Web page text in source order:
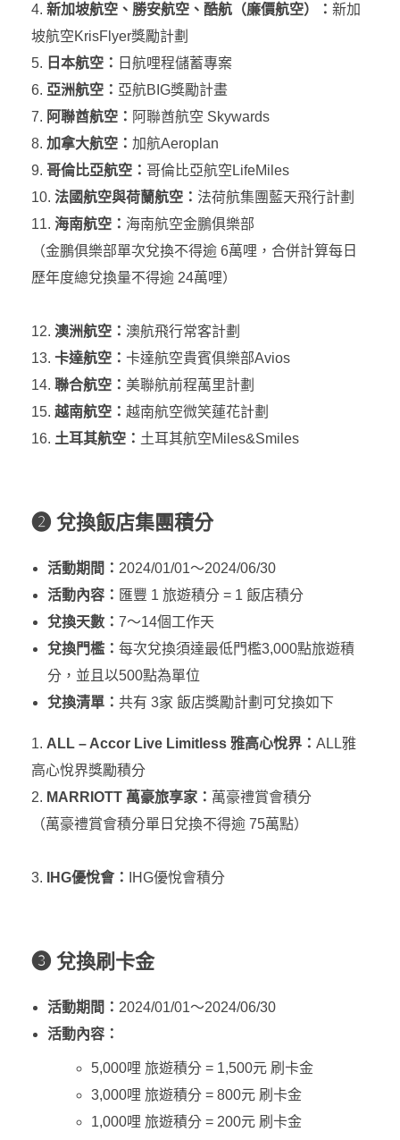
新加坡航空、勝安航空、酷航（廉價航空）： 新加
坡航空KrisFlyer獎勵計劃
日本航空： 日航哩程儲蓄專案
亞洲航空： 亞航BIG獎勵計畫
阿聯酋航空： 阿聯酋航空 Skywards
加拿大航空： 加航Aeroplan
哥倫比亞航空： 哥倫比亞航空LifeMiles
法國航空與荷蘭航空： 法荷航集團藍天飛行計劃
海南航空： 海南航空金鵬俱樂部
（金鵬俱樂部單次兌換不得逾 6萬哩，合併計算每日
歷年度總兌換量不得逾 24萬哩）
澳洲航空： 澳航飛行常客計劃
卡達航空： 卡達航空貴賓俱樂部Avios
聯合航空： 美聯航前程萬里計劃
越南航空： 越南航空微笑蓮花計劃
土耳其航空： 土耳其航空Miles&Smiles
❷ 兌換飯店集團積分
活動期間： 2024/01/01～2024/06/30
活動內容： 匯豐 1 旅遊積分 = 1 飯店積分
兌換天數： 7～14個工作天
兌換門檻： 每次兌換須達最低門檻3,000點旅遊積
分，並且以500點為單位
兌換清單： 共有 3家 飯店獎勵計劃可兌換如下
ALL – Accor Live Limitless 雅高心悅界： ALL雅
高心悅界獎勵積分
MARRIOTT 萬豪旅享家： 萬豪禮賞會積分
（萬豪禮賞會積分單日兌換不得逾 75萬點）
IHG優悅會： IHG優悅會積分
❸ 兌換刷卡金
活動期間： 2024/01/01～2024/06/30
活動內容：
5,000哩 旅遊積分 = 1,500元 刷卡金
3,000哩 旅遊積分 = 800元 刷卡金
1,000哩 旅遊積分 = 200元 刷卡金